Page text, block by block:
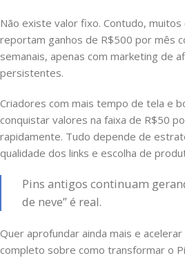
Não existe valor fixo. Contudo, muitos
reportam ganhos de R$500 por mês
semanais, apenas com marketing de
persistentes.
Criadores com mais tempo de tela e
conquistar valores na faixa de R$50
rapidamente. Tudo depende de
qualidade dos links e escolha de
Pins antigos continuam
de neve” é real.
Quer aprofundar ainda mais e
completo sobre como transformar o